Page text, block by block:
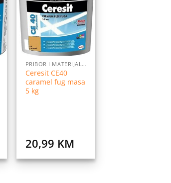
Dodaj
na
listu
želja
PRIBOR I MATERIJALI ZA POSTAVLJANJE PLOČICA
Ceresit CE40
caramel fug masa
5 kg
20,99 KM